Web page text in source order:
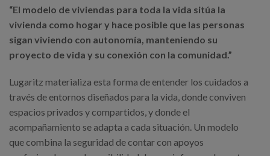
“El modelo de viviendas para toda la vida sitúa la
vivienda como hogar y hace posible que las personas
sigan viviendo con autonomía, manteniendo su
proyecto de vida y su conexión con la comunidad.”
Lugaritz materializa esta forma de entender los cuidados a
través de entornos diseñados para la vida, donde conviven
espacios privados y compartidos, y donde el
acompañamiento se adapta a cada situación. Un modelo
que combina la seguridad de contar con apoyos